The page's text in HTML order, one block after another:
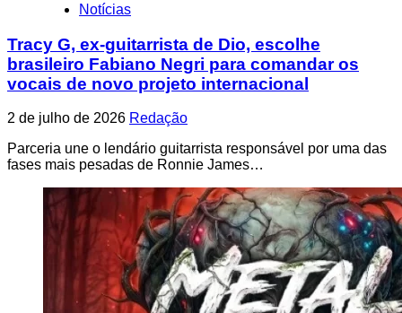
Notícias
Tracy G, ex-guitarrista de Dio, escolhe
brasileiro Fabiano Negri para comandar os
vocais de novo projeto internacional
2 de julho de 2026 Redação
Parceria une o lendário guitarrista responsável por uma das
fases mais pesadas de Ronnie James…